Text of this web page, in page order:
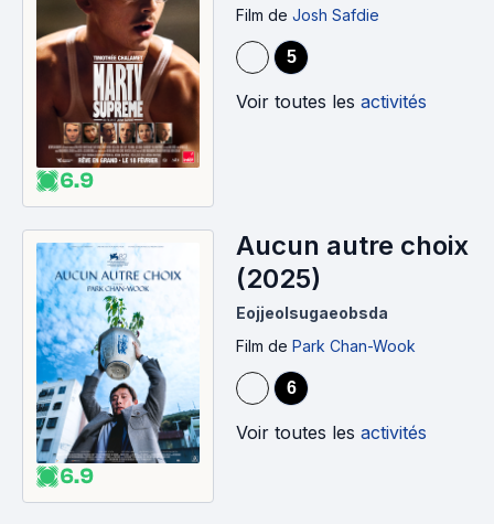
6.9
Film de Josh Safdie
5
Voir toutes les activités
6.9
Aucun autre choix
(2025)
Eojjeolsugaeobsda
Film de Park Chan-Wook
6
Voir toutes les activités